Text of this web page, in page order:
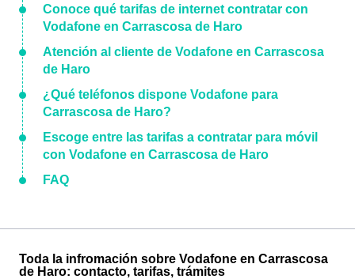
Conoce qué tarifas de internet contratar con
Vodafone en Carrascosa de Haro
Atención al cliente de Vodafone en Carrascosa
de Haro
¿Qué teléfonos dispone Vodafone para
Carrascosa de Haro?
Escoge entre las tarifas a contratar para móvil
con Vodafone en Carrascosa de Haro
FAQ
Toda la infromación sobre Vodafone en Carrascosa
de Haro: contacto, tarifas, trámites